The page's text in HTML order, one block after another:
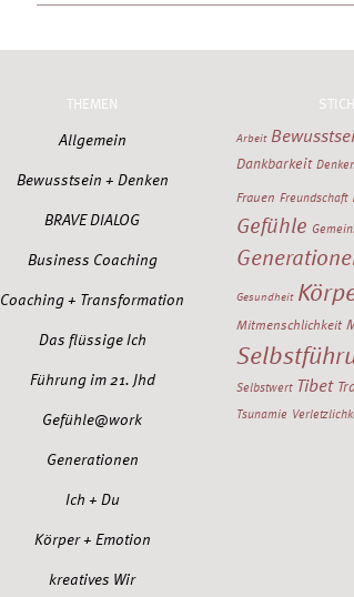
teilen
THEMEN
Allgemein
Bewusstsein + Denken
BRAVE DIALOG
Business Coaching
Coaching + Transformation
Das flüssige Ich
Führung im 21. Jhd
Gefühle@work
Generationen
Ich + Du
Körper + Emotion
kreatives Wir
Arbeit
Dankbarkeit
Frauen Freundschaft
Gefühle
Gesundheit
Mitmenschlichkeit
Selbstwert Tibet
Tsunamie